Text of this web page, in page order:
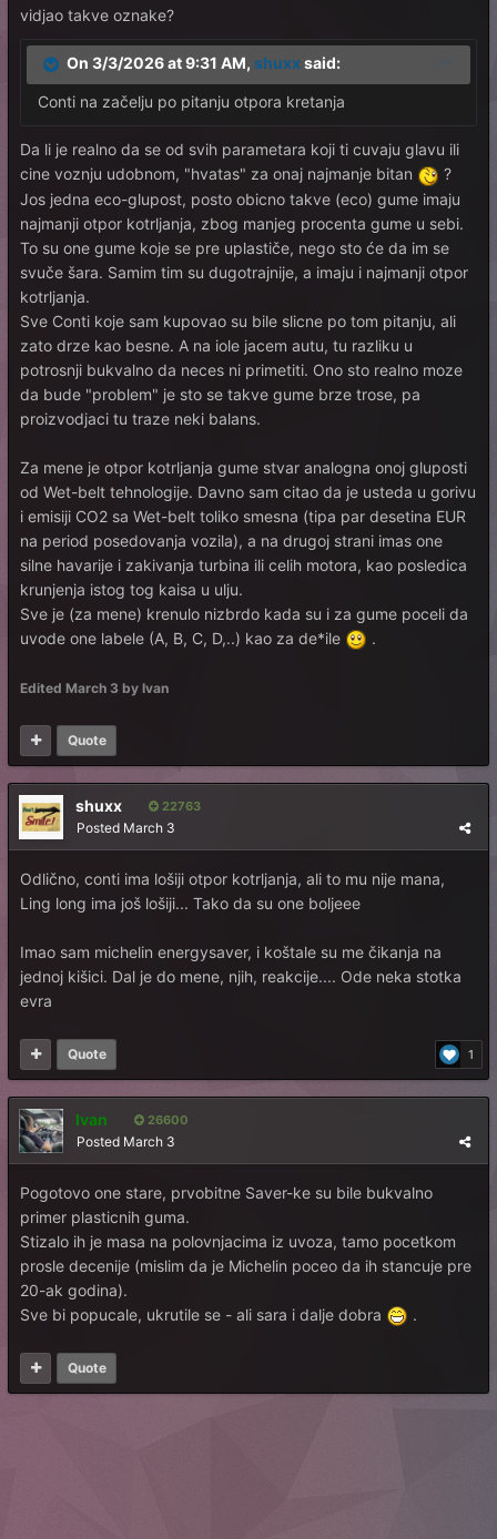
vidjao takve oznake?
On 3/3/2026 at 9:31 AM, shuxxsaid:
Conti na začelju po pitanju otpora kretanja
Da li je realno da se od svih parametara koji ti cuvaju glavu ili
cine voznju udobnom, "hvatas" za onaj najmanje bitan
?
Jos jedna eco-glupost, posto obicno takve (eco) gume imaju
najmanji otpor kotrljanja, zbog manjeg procenta gume u sebi.
To su one gume koje se pre uplastiče, nego sto će da im se
svuče šara. Samim tim su dugotrajnije, a imaju i najmanji otpor
kotrljanja.
Sve Conti koje sam kupovao su bile slicne po tom pitanju, ali
zato drze kao besne. A na iole jacem autu, tu razliku u
potrosnji bukvalno da neces ni primetiti. Ono sto realno moze
da bude "problem" je sto se takve gume brze trose, pa
proizvodjaci tu traze neki balans.
Za mene je otpor kotrljanja gume stvar analogna onoj gluposti
od Wet-belt tehnologije. Davno sam citao da je usteda u gorivu
i emisiji CO2 sa Wet-belt toliko smesna (tipa par desetina EUR
na period posedovanja vozila), a na drugoj strani imas one
silne havarije i zakivanja turbina ili celih motora, kao posledica
krunjenja istog tog kaisa u ulju.
Sve je (za mene) krenulo nizbrdo kada su i za gume poceli da
uvode one labele (A, B, C, D,..) kao za de*ile
.
Edited March 3 by Ivan
Quote
shuxx 22763
Posted March 3
Odlično, conti ima lošiji otpor kotrljanja, ali to mu nije mana,
Ling long ima još lošiji... Tako da su one boljeee
Imao sam michelin energysaver, i koštale su me čikanja na
jednoj kišici. Dal je do mene, njih, reakcije.... Ode neka stotka
evra
1
Quote
Ivan 26600
Posted March 3
Pogotovo one stare, prvobitne Saver-ke su bile bukvalno
primer plasticnih guma.
Stizalo ih je masa na polovnjacima iz uvoza, tamo pocetkom
prosle decenije (mislim da je Michelin poceo da ih stancuje pre
20-ak godina).
Sve bi popucale, ukrutile se - ali sara i dalje dobra
.
Quote